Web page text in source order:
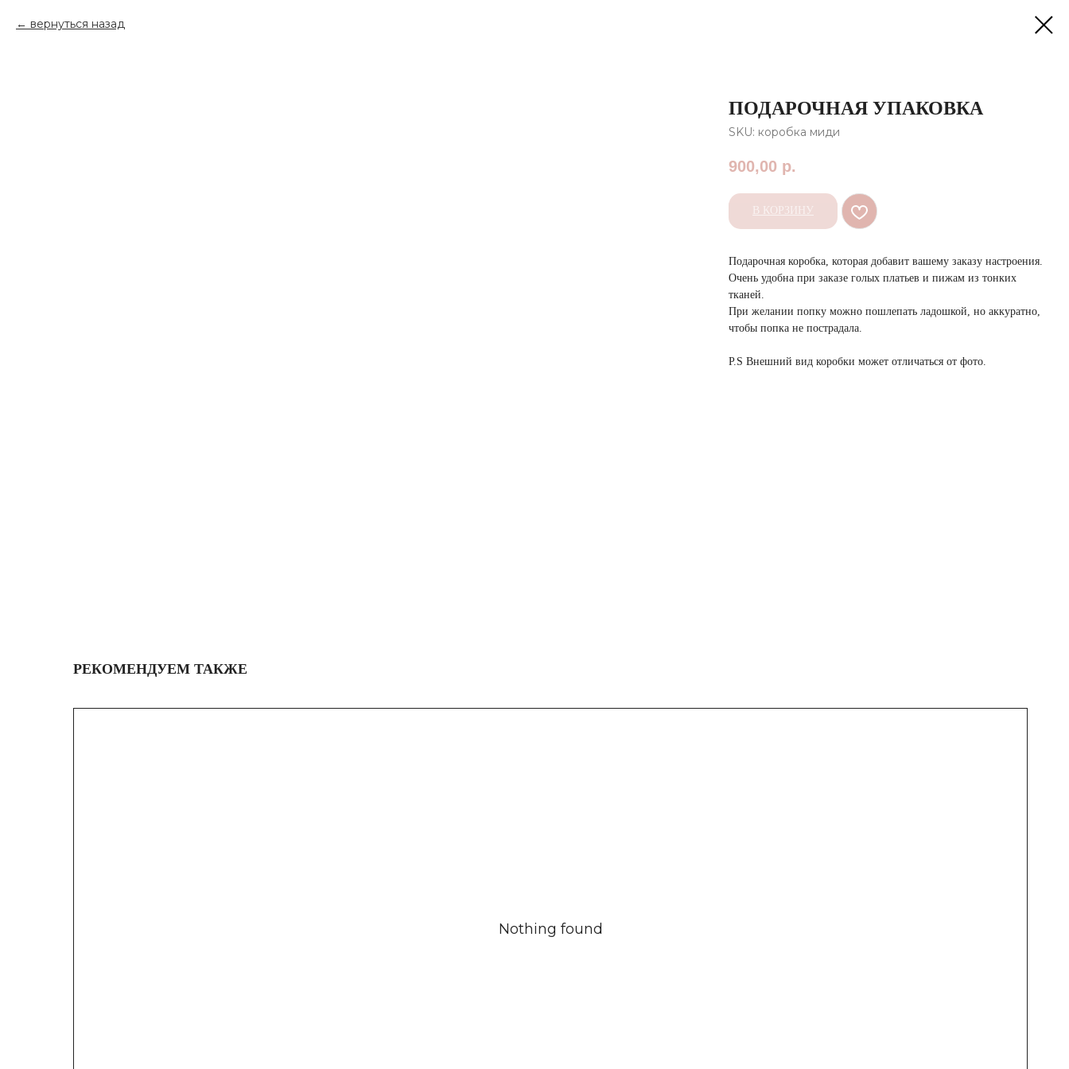
вернуться назад
ПОДАРОЧНАЯ УПАКОВКА
SKU: коробка миди
900,00 р.
В КОРЗИНУ
Подарочная коробка, которая добавит вашему заказу настроения.
Очень удобна при заказе голых платьев и пижам из тонких
тканей.
При желании попку можно пошлепать ладошкой, но аккуратно,
чтобы попка не пострадала.
P.S Внешний вид коробки может отличаться от фото.
РЕКОМЕНДУЕМ ТАКЖЕ
Nothing found